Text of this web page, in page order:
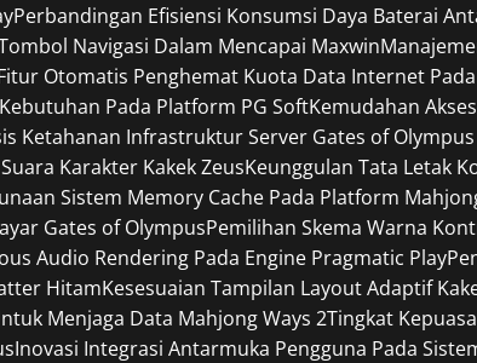
Perbandingan Efisiensi Konsumsi Daya Baterai
Navigasi Dalam Mencapai Maxwin
Otomatis Penghemat Kuota Data Internet
Pada Platform PG SoftKemudahan
Ketahanan Infrastruktur Server Gates of Olympus
Karakter Kakek ZeusKeunggulan Tata Letak
Sistem Memory Cache Pada Platform
Gates of OlympusPemilihan Skema Warna
Audio Rendering Pada Engine Pragmatic Play
HitamKesesuaian Tampilan Layout Adaptif
Menjaga Data Mahjong Ways 2Tingkat
Inovasi Integrasi Antarmuka Pengguna Pada